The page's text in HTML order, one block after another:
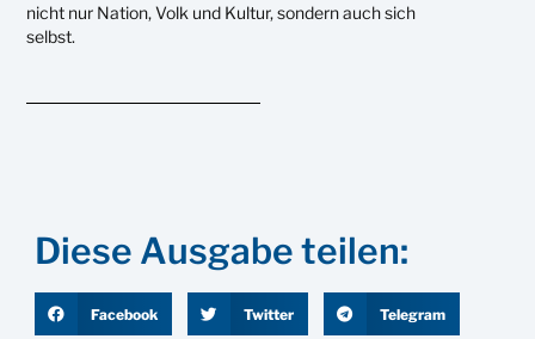
nicht nur Nation, Volk und Kultur, sondern auch sich
selbst.
Diese Ausgabe teilen:
Facebook Twitter Telegram